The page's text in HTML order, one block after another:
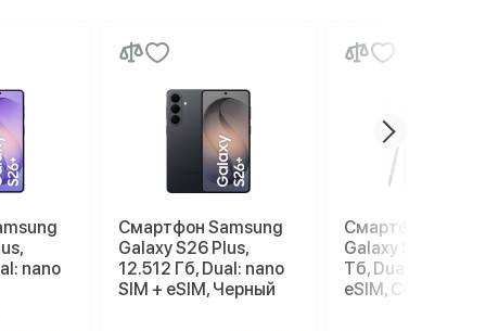
nano
Смартфон Samsung
Galaxy S26 Plus,
12.512 Гб, Dual: nano
SIM + eSIM, Черный
Смартфон
Galaxy S26 Ultra,
Тб, Dual: nano
eSIM, Серый